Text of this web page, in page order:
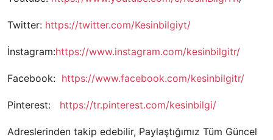
Twitter: https://twitter.com/Kesinbilgiyt/
İnstagram:https://www.instagram.com/kesinbilgitr/
Facebook: https://www.facebook.com/kesinbilgitr/
Pinterest: https://tr.pinterest.com/kesinbilgi/
Adreslerinden takip edebilir, Paylaştığımız Tüm Güncel